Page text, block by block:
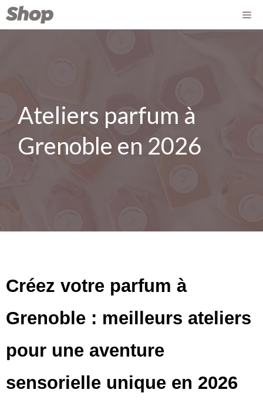
Ateliers parfum à
Grenoble en 2026
Créez votre parfum à
Grenoble : meilleurs ateliers
pour une aventure
sensorielle unique en 2026